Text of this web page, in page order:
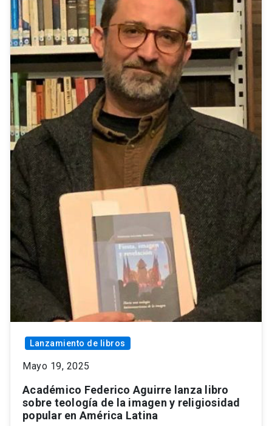
Lanzamiento de libros
Mayo 19, 2025
Académico Federico Aguirre lanza libro
sobre teología de la imagen y religiosidad
popular en América Latina